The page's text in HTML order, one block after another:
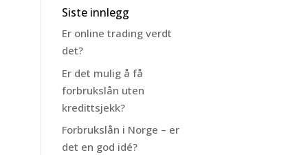
Siste innlegg
Er online trading verdt
det?
Er det mulig å få
forbrukslån uten
kredittsjekk?
Forbrukslån i Norge – er
det en god idé?